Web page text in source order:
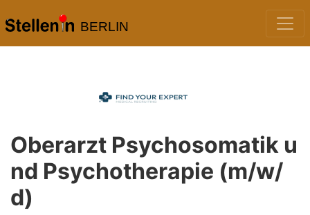
BERLIN
Oberarzt Psychosomatik u
nd Psychotherapie (m/w/
d)